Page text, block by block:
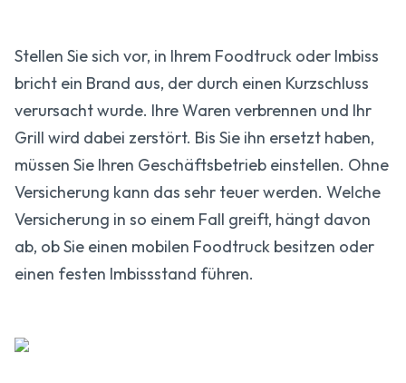
Stellen Sie sich vor, in Ihrem Foodtruck oder Imbiss
bricht ein Brand aus, der durch einen Kurzschluss
verursacht wurde. Ihre Waren verbrennen und Ihr
Grill wird dabei zerstört. Bis Sie ihn ersetzt haben,
müssen Sie Ihren Geschäftsbetrieb einstellen. Ohne
Versicherung kann das sehr teuer werden. Welche
Versicherung in so einem Fall greift, hängt davon
ab, ob Sie einen mobilen Foodtruck besitzen oder
einen festen Imbissstand führen.